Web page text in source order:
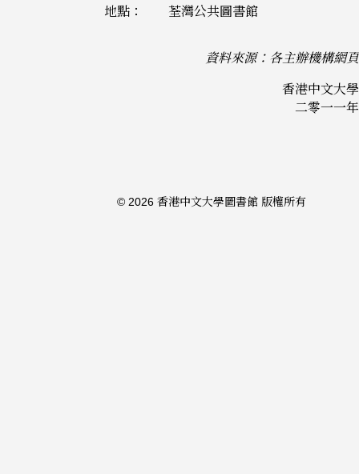
地點： 荃灣公共圖書館
資料來源：各主辦機構網
香港中文大
二零一一
© 2026 香港中文大學圖書館 版權所有